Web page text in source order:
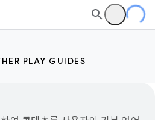
PLAY GUIDES